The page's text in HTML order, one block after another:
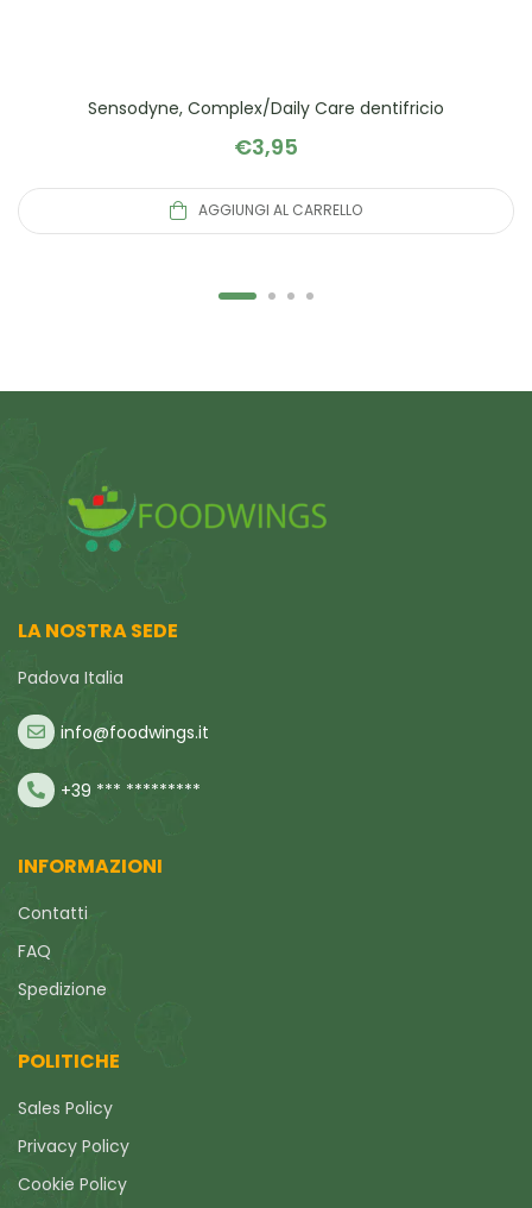
Sensodyne, Complex/Daily Care dentifricio
€3,95
AGGIUNGI AL CARRELLO
LA NOSTRA SEDE
Padova Italia
info@foodwings.it
+39 *** *********
INFORMAZIONI
Contatti
FAQ
Spedizione
POLITICHE
Sales Policy
Privacy Policy
Cookie Policy